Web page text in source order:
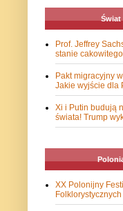
Świat
Prof. Jeffrey
stanie
Pakt migracyjny
Jakie wyjście dla
Xi i Putin budują
świata! Trump
XX Polonijny